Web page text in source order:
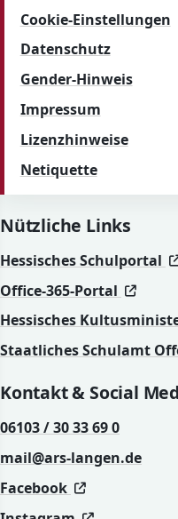
Cookie-Einstellungen
Datenschutz
Gender-Hinweis
Impressum
Lizenzhinweise
Netiquette
Nützliche Links
Hessisches Schulportal
Office-365-Portal
Hessisches
Staatliches Schulamt
Kontakt & Social
06103 / 30 33 69 0
mail@ars-langen.de
Facebook
(öffnet in
(öffnet in